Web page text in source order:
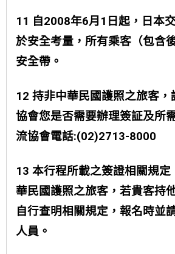
11 自2008年6月1日起，日本
於安全考量，所有乘客（包含
安全帶。
12 持非中華民國護照之旅客
協會您是否需要辦理簽証及所
流協會電話:(02)2713-8000
13 本行程所載之簽證相關規定
華民國護照之旅客，若貴客持
自行查明相關規定，報名時並
人員。